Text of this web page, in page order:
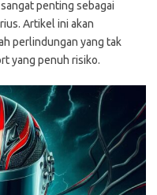
penting sebagai
Artikel ini akan
perlindungan yang tak
yang penuh risiko.